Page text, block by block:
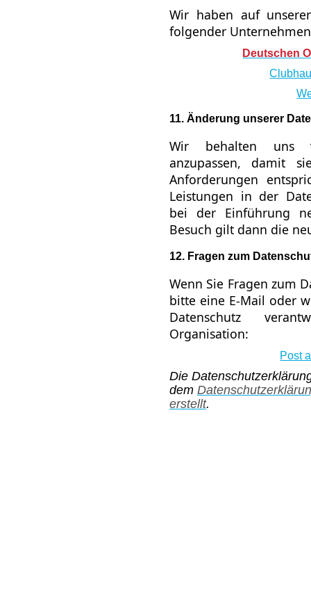
Wir haben auf
folgender
Deutschen
11. Änderung unserer
Wir behalten uns
anzupassen, damit
Anforderungen
Leistungen in der
bei der Einführung
Besuch gilt dann die
12. Fragen zum
Wenn Sie Fragen zum
bitte eine E-Mail oder
Datenschutz
Organisation:
Post
Die
dem
erstellt.